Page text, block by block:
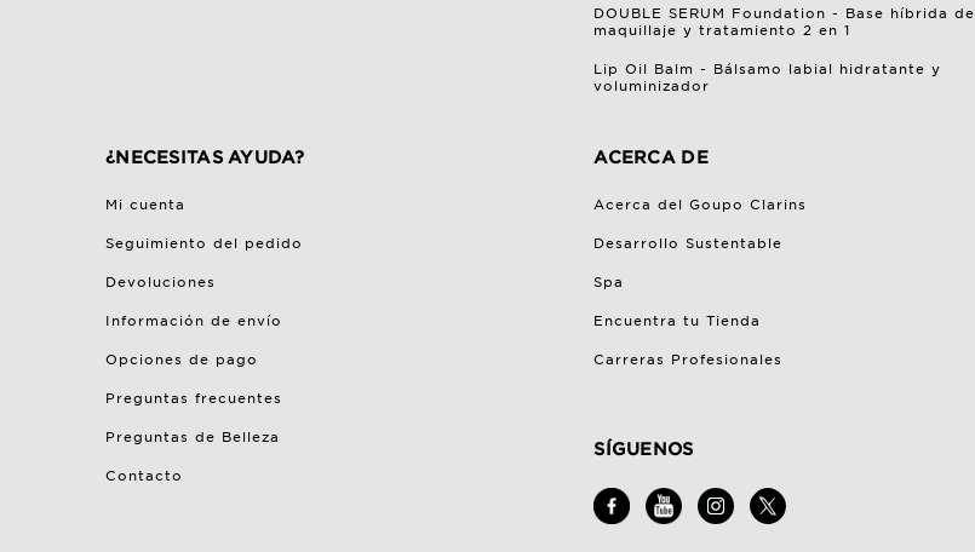
DOUBLE SERUM Foundation - Base híbrida de
maquillaje y tratamiento 2 en 1
Lip Oil Balm - Bálsamo labial hidratante y
voluminizador
¿NECESITAS AYUDA?
Mi cuenta
Seguimiento del pedido
Devoluciones
Información de envío
Opciones de pago
Preguntas frecuentes
Preguntas de Belleza
Contacto
ACERCA DE
Acerca del Goupo Clarins
Desarrollo Sustentable
Spa
Encuentra tu Tienda
Carreras Profesionales
SÍGUENOS